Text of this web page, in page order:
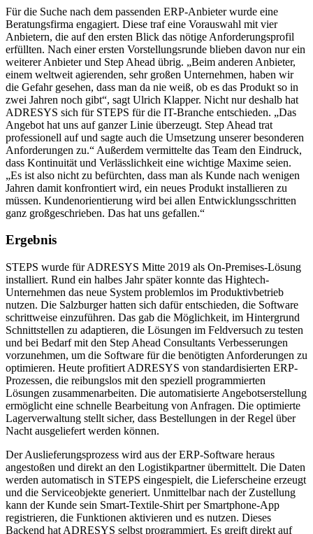
Für die Suche nach dem passenden ERP-Anbieter wurde eine
Beratungsfirma engagiert. Diese traf eine Vorauswahl mit vier
Anbietern, die auf den ersten Blick das nötige Anforderungsprofil
erfüllten. Nach einer ersten Vorstellungsrunde blieben davon nur ein
weiterer Anbieter und Step Ahead übrig. „Beim anderen Anbieter,
einem weltweit agierenden, sehr großen Unternehmen, haben wir
die Gefahr gesehen, dass man da nie weiß, ob es das Produkt so in
zwei Jahren noch gibt“, sagt Ulrich Klapper. Nicht nur deshalb hat
ADRESYS sich für STEPS für die IT-Branche entschieden. „Das
Angebot hat uns auf ganzer Linie überzeugt. Step Ahead trat
professionell auf und sagte auch die Umsetzung unserer besonderen
Anforderungen zu.“ Außerdem vermittelte das Team den Eindruck,
dass Kontinuität und Verlässlichkeit eine wichtige Maxime seien.
„Es ist also nicht zu befürchten, dass man als Kunde nach wenigen
Jahren damit konfrontiert wird, ein neues Produkt installieren zu
müssen. Kundenorientierung wird bei allen Entwicklungsschritten
ganz großgeschrieben. Das hat uns gefallen.“
Ergebnis
STEPS wurde für ADRESYS Mitte 2019 als On-Premises-Lösung
installiert. Rund ein halbes Jahr später konnte das Hightech-
Unternehmen das neue System problemlos im Produktivbetrieb
nutzen. Die Salzburger hatten sich dafür entschieden, die Software
schrittweise einzuführen. Das gab die Möglichkeit, im Hintergrund
Schnittstellen zu adaptieren, die Lösungen im Feldversuch zu testen
und bei Bedarf mit den Step Ahead Consultants Verbesserungen
vorzunehmen, um die Software für die benötigten Anforderungen zu
optimieren. Heute profitiert ADRESYS von standardisierten ERP-
Prozessen, die reibungslos mit den speziell programmierten
Lösungen zusammenarbeiten. Die automatisierte Angebotserstellung
ermöglicht eine schnelle Bearbeitung von Anfragen. Die optimierte
Lagerverwaltung stellt sicher, dass Bestellungen in der Regel über
Nacht ausgeliefert werden können.
Der Auslieferungsprozess wird aus der ERP-Software heraus
angestoßen und direkt an den Logistikpartner übermittelt. Die Daten
werden automatisch in STEPS eingespielt, die Lieferscheine erzeugt
und die Serviceobjekte generiert. Unmittelbar nach der Zustellung
kann der Kunde sein Smart-Textile-Shirt per Smartphone-App
registrieren, die Funktionen aktivieren und es nutzen. Dieses
Backend hat ADRESYS selbst programmiert. Es greift direkt auf